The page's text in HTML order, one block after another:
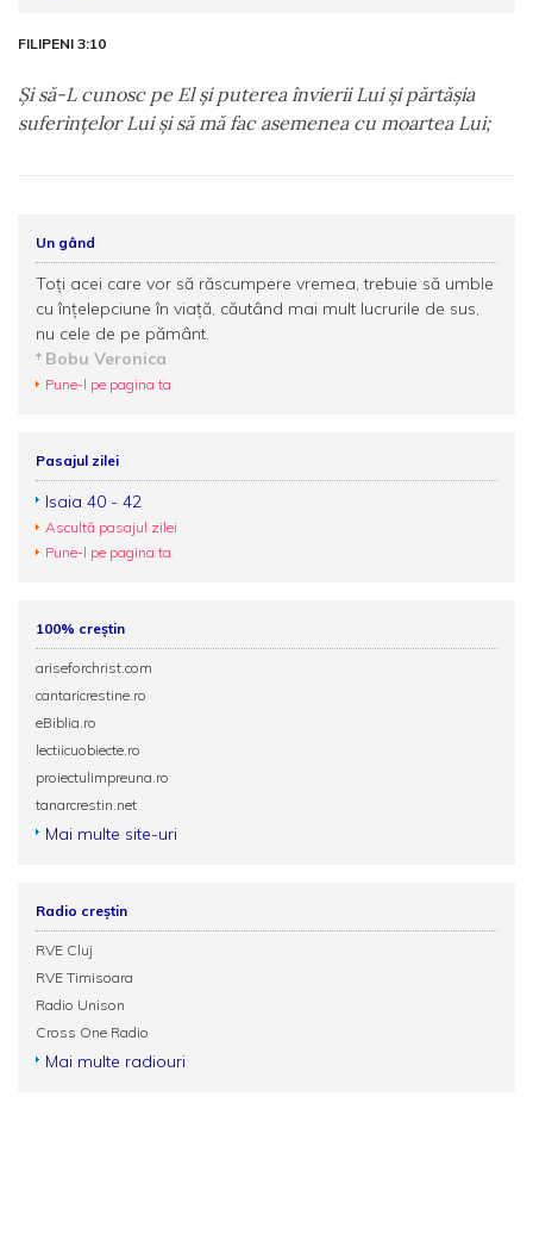
FILIPENI 3:10
Şi să-L cunosc pe El şi puterea învierii Lui şi părtăşia
suferinţelor Lui şi să mă fac asemenea cu moartea Lui;
Un gând
Toți acei care vor să răscumpere vremea, trebuie să umble
cu înțelepciune în viață, căutând mai mult lucrurile de sus,
nu cele de pe pământ.
Bobu Veronica
Pune-l pe pagina ta
Pasajul zilei
Isaia 40 - 42
Ascultă pasajul zilei
Pune-l pe pagina ta
100% creștin
ariseforchrist.com
cantaricrestine.ro
eBiblia.ro
lectiicuobiecte.ro
proiectulimpreuna.ro
tanarcrestin.net
Mai multe site-uri
Radio creștin
RVE Cluj
RVE Timisoara
Radio Unison
Cross One Radio
Mai multe radiouri